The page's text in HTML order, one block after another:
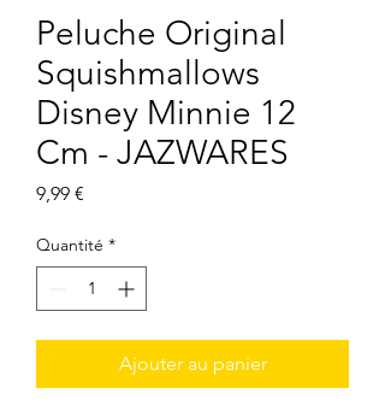
Peluche Original
Squishmallows
Disney Minnie 12
Cm - JAZWARES
9,99 €
Quantité *
Ajouter au panier